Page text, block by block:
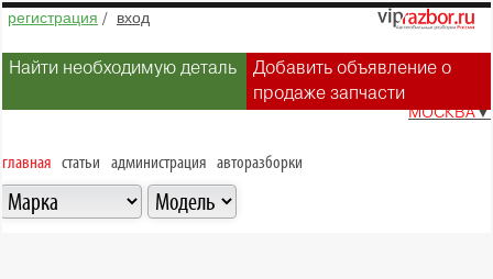
регистрация / вход
Найти необходимую деталь
Добавить объявление о
продаже запчасти
МОСКВА▼
главная статьи администрация авторазборки